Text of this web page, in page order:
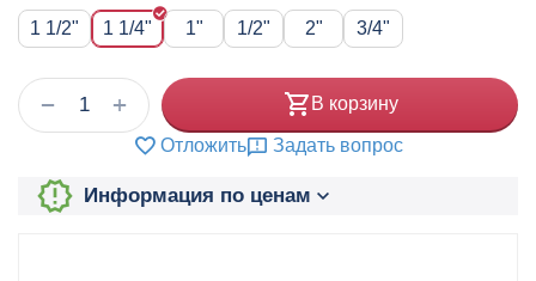
1 1/2"
1 1/4" 1" 1/2" 2" 3/4"
+
− В корзину
Отложить Задать вопрос
Информация по ценам